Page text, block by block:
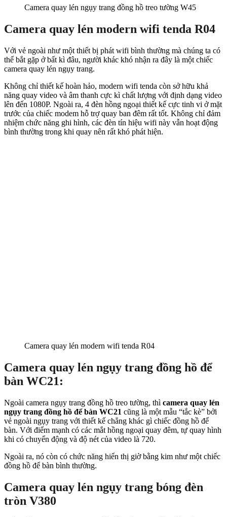
Camera quay lén ngụy trang đồng hồ treo tường W45
Camera quay lén modern wifi tenda R04
Với vẻ ngoài như một thiết bị phát wifi bình thường mà chúng ta có
thể bắt gặp ở bất kì đâu, người khác khó nhận ra đây là một chiếc
camera quay lén ngụy trang.
Không chỉ thiết kế hoàn hảo, modern wifi tenda còn sở hữu khả
năng quay video và âm thanh cực kì chất lượng với định dạng video
lên đến 1080P. Ngoài ra, 4 đèn hồng ngoại thiết kế cực tinh vi ở mặt
trước của chiếc modem hỗ trợ quay ban đêm rất tốt. Không chỉ đảm
nhiệm chức năng ghi hình, các đèn tín hiệu wifi này vẫn hoạt động
bình thường trong khi quay nên rất khó phát hiện.
Camera quay lén modern wifi tenda R04
Camera quay lén ngụy trang đồng hồ để
bàn WC21:
Ngoài camera ngụy trang đồng hồ treo tường, thì camera quay lén
ngụy trang đồng hồ để bàn WC21 cũng là một mẫu “tắc kè” bởi
vẻ ngoài ngụy trang với thiết kế chẳng khác gì chiếc đồng hồ để
bàn. Với điểm mạnh có các mắt hồng ngoại quay đêm, tự quay hình
khi có chuyển động và độ nét của video là 720.
Ngoài ra, nó còn có chức năng hiển thị giờ bằng kim như một chiếc
đồng hồ để bàn bình thường.
Camera quay lén ngụy trang bóng đèn
tròn V380